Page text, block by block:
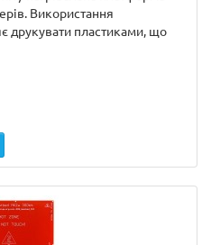
Використання
друкувати пластиками, що